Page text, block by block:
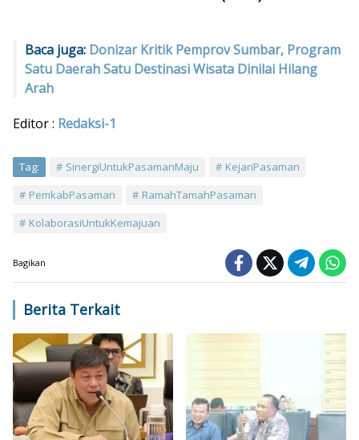
Baca juga: Donizar Kritik Pemprov Sumbar, Program
Satu Daerah Satu Destinasi Wisata Dinilai Hilang
Arah
Editor : Redaksi-1
Tag: SinergiUntukPasamanMaju
KejariPasaman
PemkabPasaman
RamahTamahPasaman
KolaborasiUntukKemajuan
Bagikan
Berita Terkait